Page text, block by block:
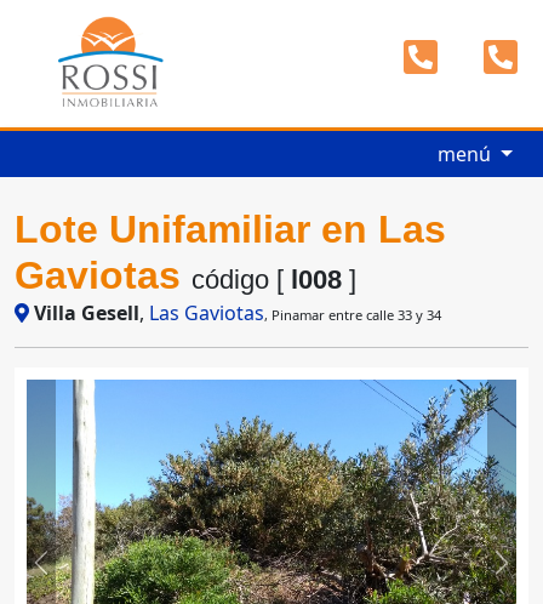
menú
Lote Unifamiliar en Las
Gaviotas código [ l008 ]
Villa Gesell, Las Gaviotas, Pinamar entre calle 33 y 34
Previous Next